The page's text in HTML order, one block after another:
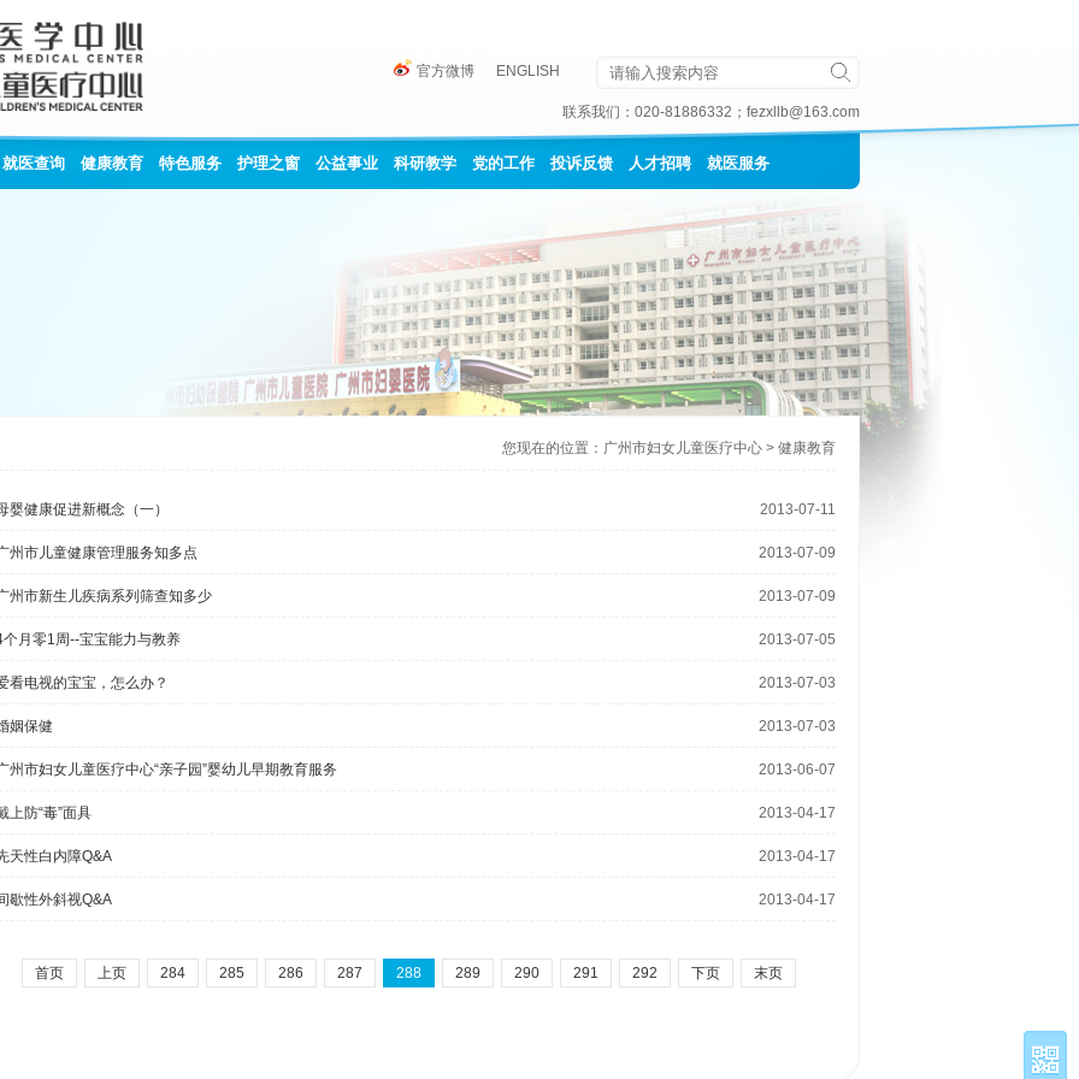
官方微博 ENGLISH
联系我们： 020-81886332 ； fezxllb@163.com
就医查询 健康教育 特色服务 护理之窗 公益事业 科研教学 党的工作 投诉反馈 人才招聘 就医服务
您现在的位置： 广州市妇女儿童医疗中心 > 健康教育
婴健康促进新概念（一） 2013-07-11
州市儿童健康管理服务知多点 2013-07-09
州市新生儿疾病系列筛查知多少 2013-07-09
个月零1周--宝宝能力与教养 2013-07-05
看电视的宝宝，怎么办？ 2013-07-03
姻保健 2013-07-03
州市妇女儿童医疗中心“亲子园”婴幼儿早期教育服务 2013-06-07
上防“毒”面具 2013-04-17
天性白内障Q&A 2013-04-17
歇性外斜视Q&A 2013-04-17
首页 上页 284 285 286 287 288 289 290 291 292 下页 末页